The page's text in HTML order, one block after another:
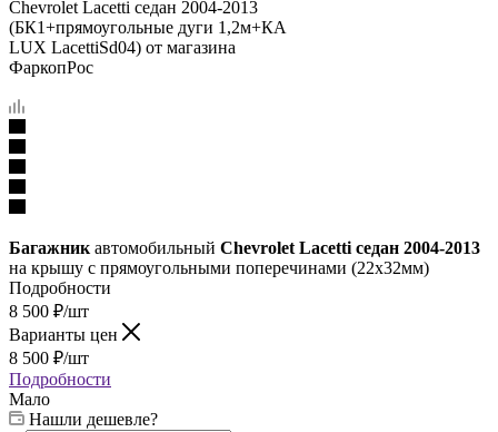
Багажник автомобильный Chevrolet Lacetti седан 2004-2013
на крышу с прямоугольными поперечинами (22х32мм)
Подробности
8 500 ₽/шт
Варианты цен
8 500 ₽/шт
Подробности
Мало
Нашли дешевле?